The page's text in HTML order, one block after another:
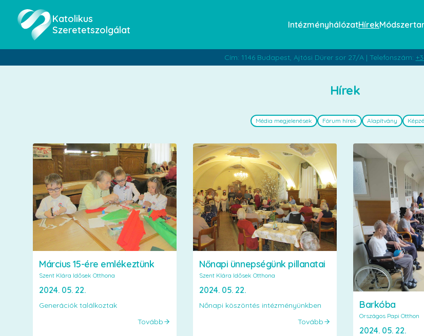
Katolikus
Szeretetszolgálat
IntézményhálózatHírek
Cím: 1146 Budapest, Ajtósi Dürer sor 27/A | Telefonszám:
Hírek
Média megjelenések Fórum hírek Alapítvány
Március 15-ére emlékeztünk
Szent Klára Idősek Otthona
2024. 05. 22.
Generációk találkoztak
Tovább
Nőnapi ünnepségünk pillanatai
Szent Klára Idősek Otthona
2024. 05. 22.
Nőnapi köszöntés intézményünkben
Tovább
Barkóba
Országos Papi Otthon
2024. 05. 22.